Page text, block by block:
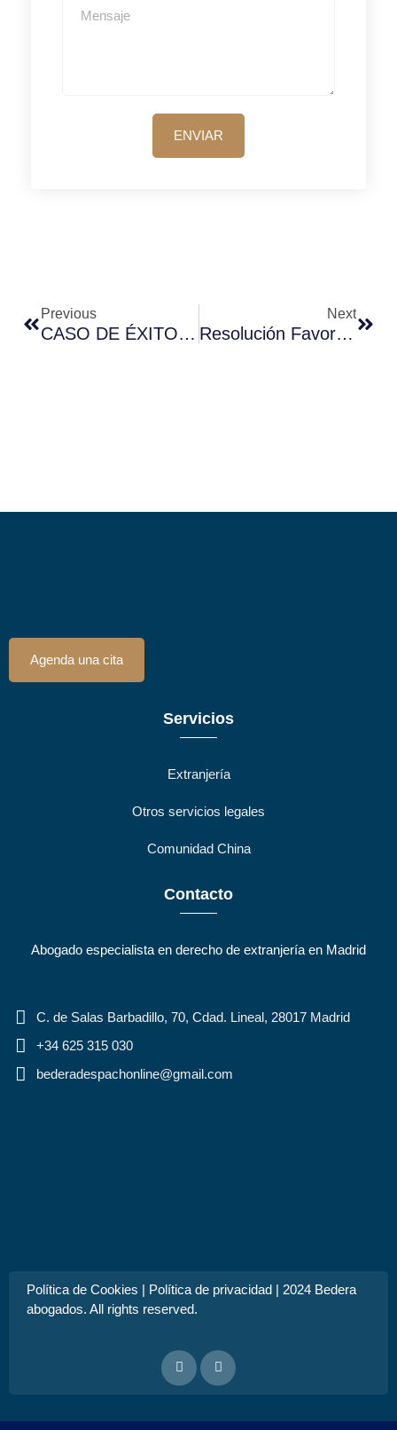
ENVIAR
Previous
CASO DE ÉXITO: Resolución FAVORABLE De Autorización De Residencia Temporal
Next
Resolución Favorable: Autorización De Residencia Temporal Por Circunstancias Excepcionales Para La Formación
Agenda una cita
Servicios
Extranjería
Otros servicios legales
Comunidad China
Contacto
Abogado especialista en derecho de extranjería en Madrid
C. de Salas Barbadillo, 70, Cdad. Lineal, 28017 Madrid
+34 625 315 030
bederadespachonline@gmail.com
Política de Cookies | Política de privacidad | 2024 Bedera
abogados. All rights reserved.